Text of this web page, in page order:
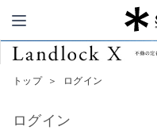
トップ ＞ ログイン
ログイン